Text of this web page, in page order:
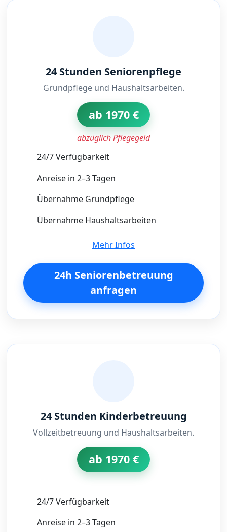
24 Stunden Seniorenpflege
Grundpflege und Haushaltsarbeiten.
ab 1970 €
abzüglich Pflegegeld
24/7 Verfügbarkeit
Anreise in 2–3 Tagen
Übernahme Grundpflege
Übernahme Haushaltsarbeiten
Mehr Infos
24h Seniorenbetreuung
anfragen
24 Stunden Kinderbetreuung
Vollzeitbetreuung und Haushaltsarbeiten.
ab 1970 €
24/7 Verfügbarkeit
Anreise in 2–3 Tagen